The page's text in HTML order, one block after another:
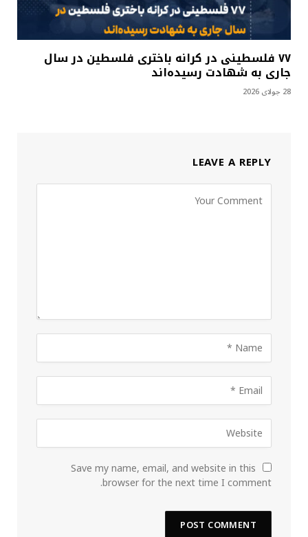
۷۷ فلسطینی در کرانه باختری فلسطین در سال
جاری به شهادت رسیده‌اند
28 جولای 2026
LEAVE A REPLY
Save my name, email, and website in this
browser for the next time I comment.